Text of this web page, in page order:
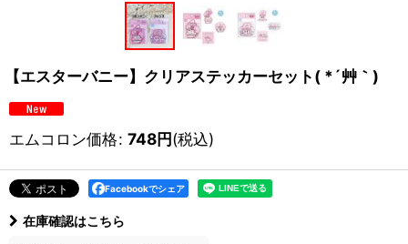
【エスターバニー】クリアステッカーセット( *´艸｀)
エムコロン価格: 748円(税込)
Facebookでシェア
在庫確認はこちら